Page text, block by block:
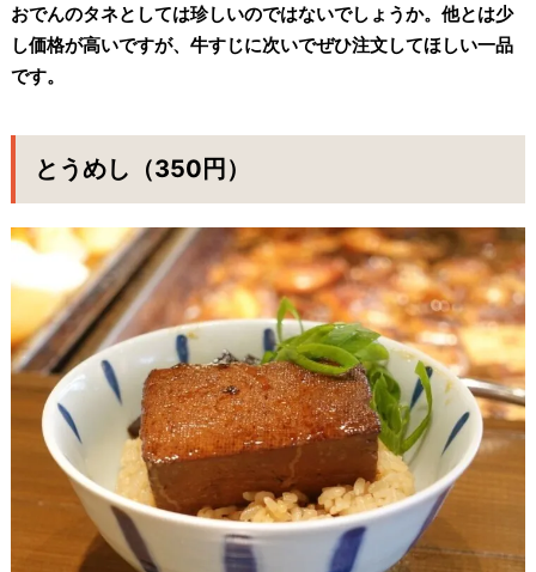
おでんのタネとしては珍しいのではないでしょうか。他とは少
し価格が高いですが、牛すじに次いでぜひ注文してほしい一品
です。
とうめし（350円）